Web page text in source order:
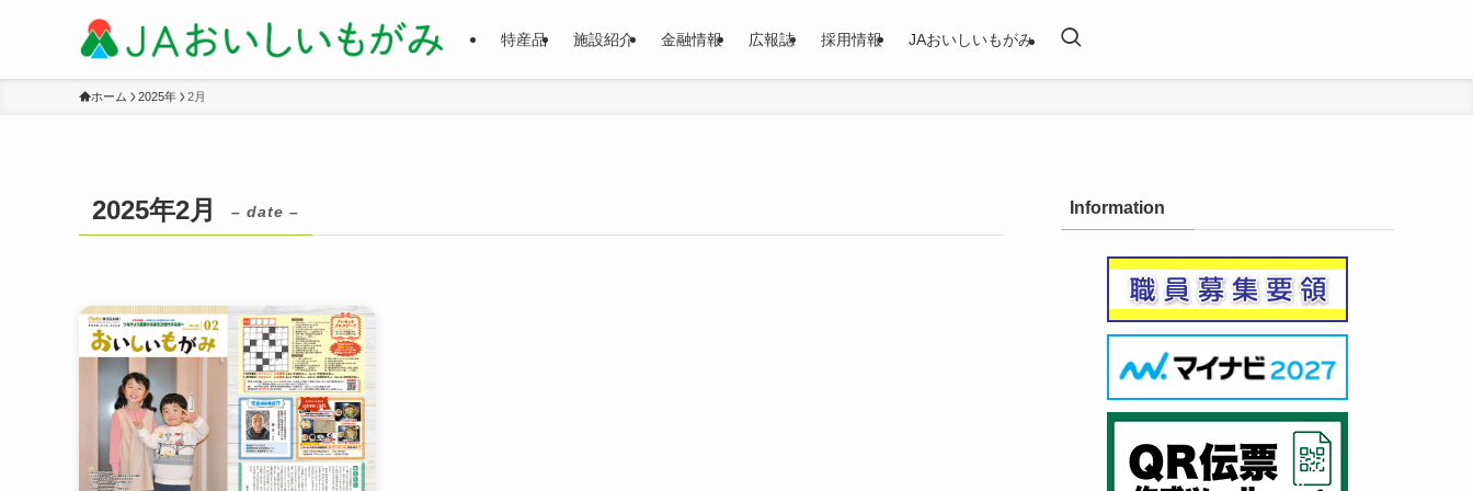
特産品 施設紹介 金融情報 広報誌 採用情報 JAおいしいもがみ
ホーム 2025年 2月
2025年2月 – date – Information